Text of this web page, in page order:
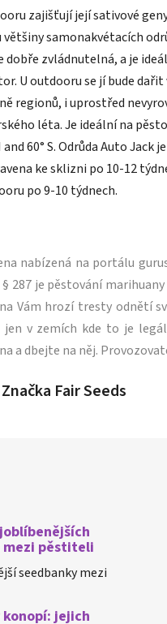
zajišťují její sativové
většiny samonakvétacích
dobře zvládnutelná, a je
U outdooru se jí bude dařit
regionů, i uprostřed
léta. Je ideální na
and 60° S. Odrůda Auto Jack
ke sklizni po 10-12
po 9-10 týdnech.
nabízená na portálu
§ 287 je pěstování
Vám hrozí tresty odnětí
jen v zemích kde to je
a dbejte na něj.
Značka Fair Seeds
mezi pěstiteli
seedbanky mezi
konopí: jejich